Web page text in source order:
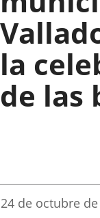
la
de las
Fecha
24 de octubre